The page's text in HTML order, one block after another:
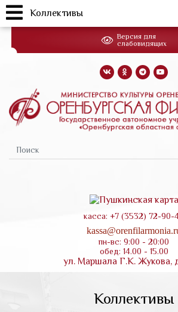
Перейти
основному
Форма
поиска
касса: +7 (3532) 72-90-
пн-вс: 9:00 - 20:00
обед: 14.00 - 15.00
ул. Маршала Г.К. Жукова,
Версия для
слабовидящих
Коллективы
Коллективы